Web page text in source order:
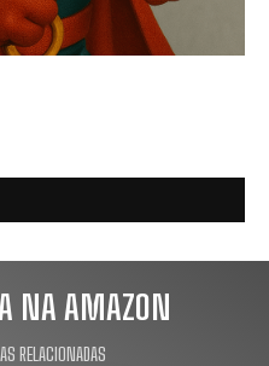
NA AMAZON
RELACIONADAS